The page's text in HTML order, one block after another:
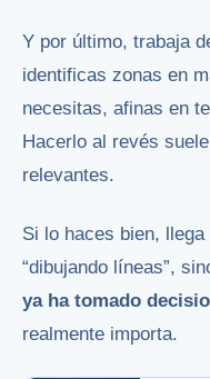
Y por último, trabaja
identificas zonas en
necesitas, afinas en
Hacerlo al revés
relevantes.
Si lo haces bien,
“dibujando líneas”,
ya ha tomado
realmente importa.